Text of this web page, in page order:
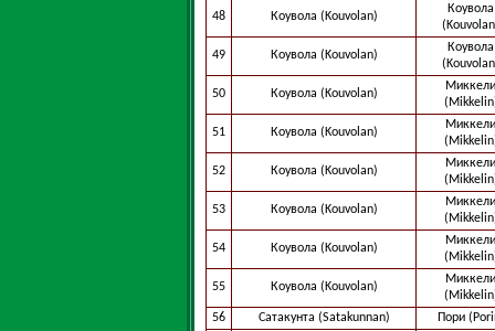
48 Коувола (Kouvolan)
Коувола
49 Коувола (Kouvolan)
Коувола
50 Коувола (Kouvolan)
Миккели
51 Коувола (Kouvolan)
Миккели
52 Коувола (Kouvolan)
Миккели
53 Коувола (Kouvolan)
Миккели
54 Коувола (Kouvolan)
Миккели
55 Коувола (Kouvolan)
Миккели
56
Сатакунта (Satakunnan) Пори